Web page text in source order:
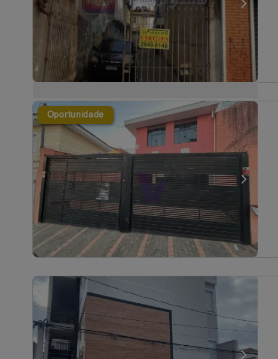
Oportunidade